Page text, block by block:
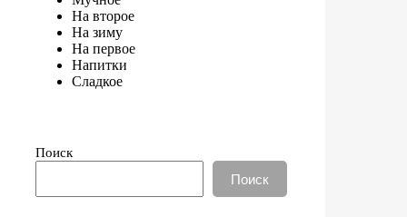
На второе
На зиму
На первое
Напитки
Сладкое
Поиск
Поиск